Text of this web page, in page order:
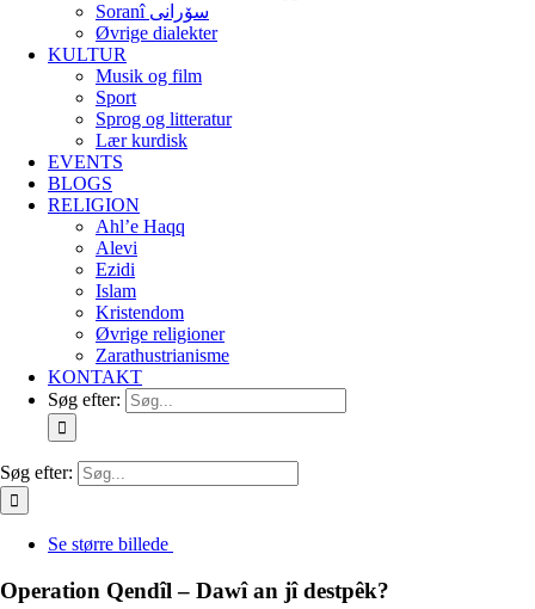
Soranî سۆرانی
Øvrige dialekter
KULTUR
Musik og film
Sport
Sprog og litteratur
Lær kurdisk
EVENTS
BLOGS
RELIGION
Ahl’e Haqq
Alevi
Ezidi
Islam
Kristendom
Øvrige religioner
Zarathustrianisme
KONTAKT
Søg efter:
Søg efter:
Se større billede
Operation Qendîl – Dawî an jî destpêk?